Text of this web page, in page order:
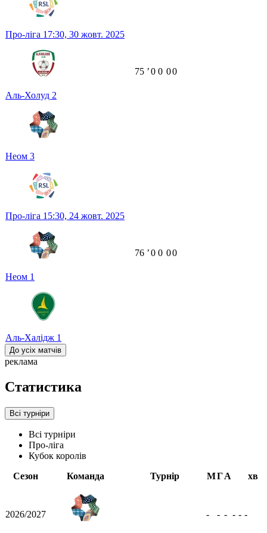
Про-ліга 17:30, 30 жовт. 2025
Аль-Холуд 2
Неом 3
75 ʼ0 0 00
Про-ліга 15:30, 24 жовт. 2025
Неом 1
Аль-Халідж 1
76 ʼ0 0 00
До усіх матчів
реклама
Статистика
Всі турніри
Всі турніри
Про-ліга
Кубок королів
Сезон
Команда Турнір МГА хв
2026/2027 - - - - - -